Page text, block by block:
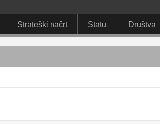
Strateški načrt Statut Društva